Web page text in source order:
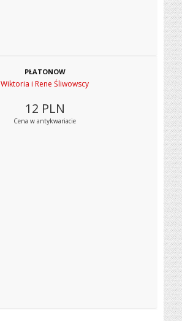
PŁATONOW
Wiktoria i Rene Śliwowscy
12 PLN
Cena w antykwariacie